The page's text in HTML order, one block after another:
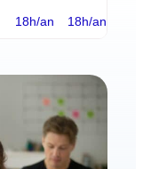
18h/an 18h/an